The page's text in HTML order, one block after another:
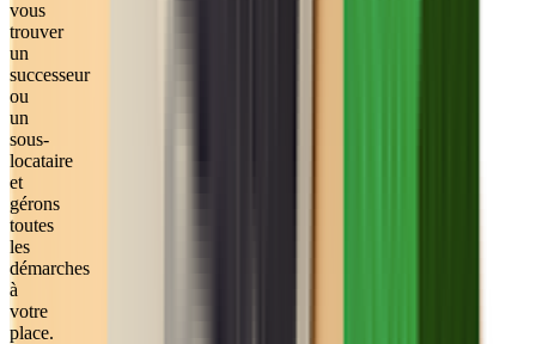
vous
trouver
un
successeur
ou
un
sous-
locataire
et
gérons
toutes
les
démarches
à
votre
place.